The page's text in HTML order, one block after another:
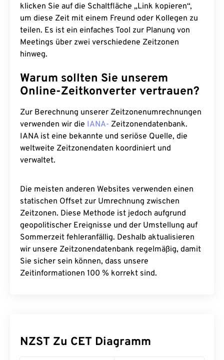
klicken Sie auf die Schaltfläche „Link kopieren“,
um diese Zeit mit einem Freund oder Kollegen zu
teilen. Es ist ein einfaches Tool zur Planung von
Meetings über zwei verschiedene Zeitzonen
hinweg.
Warum sollten Sie unserem
Online-Zeitkonverter vertrauen?
Zur Berechnung unserer Zeitzonenumrechnungen
verwenden wir die IANA- Zeitzonendatenbank.
IANA ist eine bekannte und seriöse Quelle, die
weltweite Zeitzonendaten koordiniert und
verwaltet.
Die meisten anderen Websites verwenden einen
statischen Offset zur Umrechnung zwischen
Zeitzonen. Diese Methode ist jedoch aufgrund
geopolitischer Ereignisse und der Umstellung auf
Sommerzeit fehleranfällig. Deshalb aktualisieren
wir unsere Zeitzonendatenbank regelmäßig, damit
Sie sicher sein können, dass unsere
Zeitinformationen 100 % korrekt sind.
NZST Zu CET Diagramm